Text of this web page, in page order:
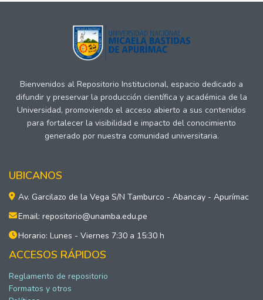
Bienvenidos al Repositorio Institucional, espacio dedicado a
difundir y preservar la producción científica y académica de la
Universidad, promoviendo el acceso abierto a sus contenidos
para fortalecer la visibilidad e impacto del conocimiento
generado por nuestra comunidad universitaria.
UBICANOS
Av. Garcilazo de la Vega S/N Tamburco - Abancay - Apurímac
Email: repositorio@unamba.edu.pe
Horario: Lunes - Viernes 7:30 a 15:30 h
ACCESOS RÁPIDOS
Reglamento de repositorio
Formatos y otros